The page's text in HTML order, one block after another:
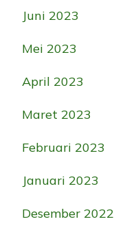
Juni 2023
Mei 2023
April 2023
Maret 2023
Februari 2023
Januari 2023
Desember 2022